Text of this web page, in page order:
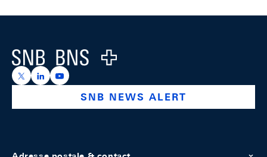
Logo
https://x.com/snb_bns
https://ch.linkedin.com/company/swiss-national-
https://www.youtube.com/@swissnationalbank
SNB NEWS ALERT